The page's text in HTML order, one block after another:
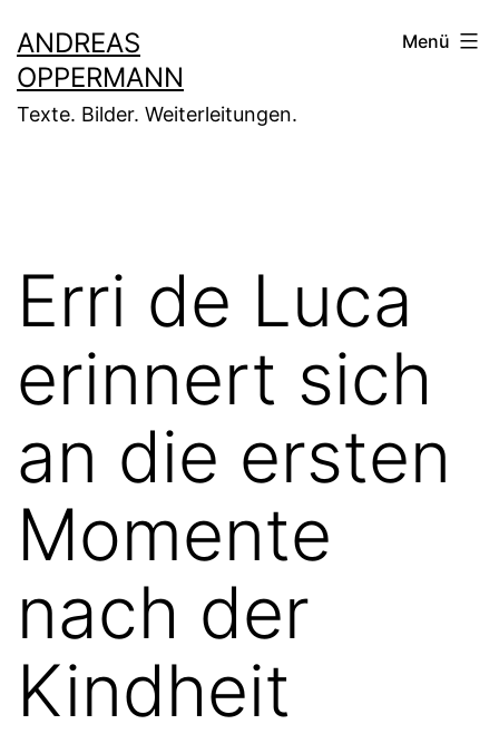
Inhalt
springen
ANDREAS
OPPERMANN
Texte. Bilder. Weiterleitungen.
Menü
Erri de Luca
erinnert sich
an die ersten
Momente
nach der
Kindheit